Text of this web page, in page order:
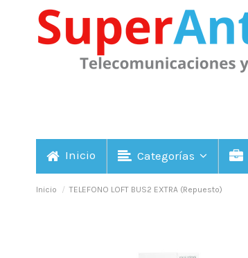
Inicio Categorías
Inicio TELEFONO LOFT BUS2 EXTRA (Repuesto)